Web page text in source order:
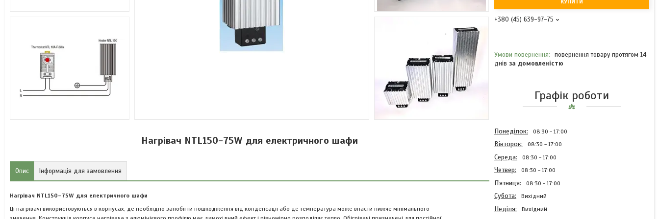
Нагрівач NTL150-75W для електричного шафи
Опис Інформація для замовлення
Нагрівач NTL150-75W для електричного шафи
Ці нагрівачі використовуються в корпусах, де необхідно запобігти пошкодження від конденсації або де температура може впасти нижче мінімального
КУПИТИ
+380 (45) 639-97-75
повернення товару протягом 14
днів за домовленістю
Графік роботи
Понеділок 08:30 17:00
Вівторок 08:30 17:00
Середа 08:30 17:00
Четвер 08:30 17:00
Пʼятниця 08:30 17:00
Субота Вихідний
Неділя Вихідний